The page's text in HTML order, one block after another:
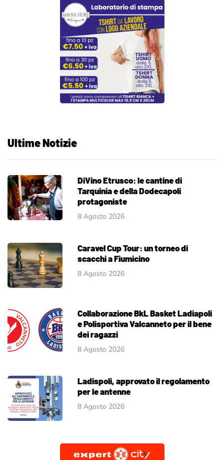
Ultime Notizie
DiVino Etrusco: le cantine di
Tarquinia e della Dodecapoli
protagoniste
8 Agosto 2026
Caravel Cup Tour: un torneo di
scacchi a Fiumicino
8 Agosto 2026
Collaborazione BkL Basket Ladiapoli
e Polisportiva Valcanneto per il bene
dei ragazzi
8 Agosto 2026
Ladispoli, approvato il regolamento
per le antenne
8 Agosto 2026